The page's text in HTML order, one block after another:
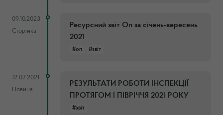
09.10.2023
Сторінка
Ресурсний звіт Оп за січень-вересень
2021
#оп #звіт
12.07.2021
Новина
РЕЗУЛЬТАТИ РОБОТИ ІНСПЕКЦІЇ
ПРОТЯГОМ I ПІВРІЧЧЯ 2021 РОКУ
#звіт